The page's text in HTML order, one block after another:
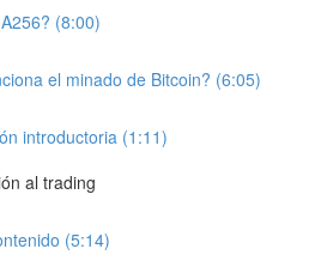
(8:00)
el minado de Bitcoin? (6:05)
introductoria (1:11)
al trading
(5:14)